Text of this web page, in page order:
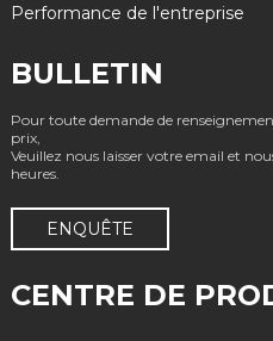
Performance de l'entreprise
BULLETIN
Pour toute demande de
prix,
Veuillez nous laisser votre email et
heures.
ENQUÊTE
CENTRE DE